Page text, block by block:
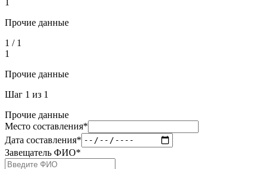
Прочие данные
1 / 1
1
Прочие данные
Шаг 1 из 1
Прочие данные
Место составления*
Дата составления*
Завещатель ФИО*